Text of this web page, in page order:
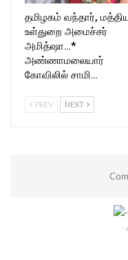
தமிழகம் வந்தார்,
உள்துறை அமைச்சர்
அமித்ஷா…*
அண்ணாமலையார்
கோவிலில் சாமி…
PREV NEXT
-